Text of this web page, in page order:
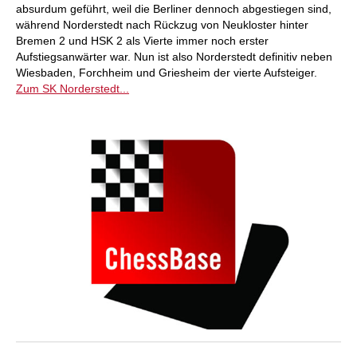
absurdum geführt, weil die Berliner dennoch abgestiegen sind,
während Norderstedt nach Rückzug von Neukloster hinter
Bremen 2 und HSK 2 als Vierte immer noch erster
Aufstiegsanwärter war. Nun ist also Norderstedt definitiv neben
Wiesbaden, Forchheim und Griesheim der vierte Aufsteiger.
Zum SK Norderstedt...